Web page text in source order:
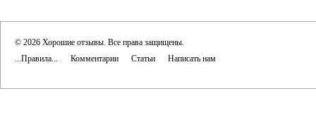
© 2026 Хорошие отзывы. Все права защищены.
...Правила...
Комментарии Статьи Написать нам